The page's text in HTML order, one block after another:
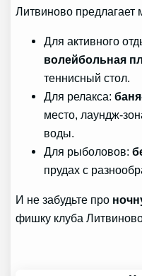
Литвиново предлагает
Для активного
волейбольная
теннисный стол.
Для релакса:
место, лаундж-
воды.
Для рыболовов:
прудах с
И не забудьте про
фишку клуба